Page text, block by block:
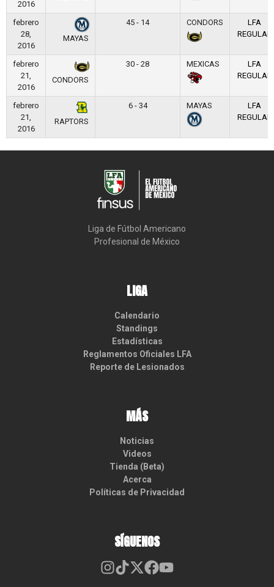
2016
febrero
28,
2016
MAYAS
45 - 14 CONDORS
LFA
REGULAR
febrero
21,
2016
CONDORS
30 - 28 MEXICAS
LFA
REGULAR
febrero
21,
2016
RAPTORS
6 - 34 MAYAS
LFA
REGULAR
Liga de Fútbol Americano
Profesional de México
LIGA
Calendario
Standings
Estadísticas
Reglamentos Oficiales LFA
Reporte de Lesionados
MÁS
Noticias
Videos
Tienda (Beta)
Acerca
Políticas de Privacidad
SÍGUENOS